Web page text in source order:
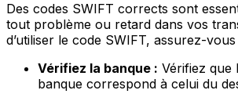
Des codes SWIFT corrects sont
tout problème ou retard dans vos
d’utiliser le code SWIFT, assurez-vous
Vérifiez la banque : Vérifiez que
banque correspond à celui du